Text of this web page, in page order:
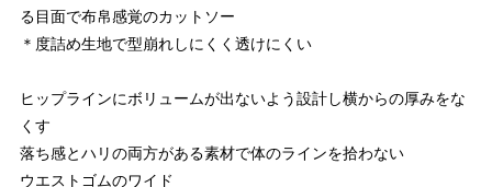
る目面で布帛感覚のカットソー
＊度詰め生地で型崩れしにくく透けにくい
ヒップラインにボリュームが出ないよう設計し横からの厚みをな
くす
落ち感とハリの両方がある素材で体のラインを拾わない
ウエストゴムのワイド